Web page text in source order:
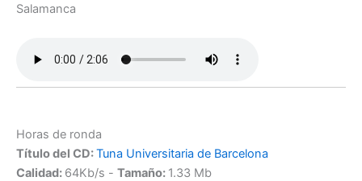
Salamanca
Horas de ronda
Título del CD:Tuna Universitaria de Barcelona
Calidad: 64Kb/s - Tamaño: 1.33 Mb